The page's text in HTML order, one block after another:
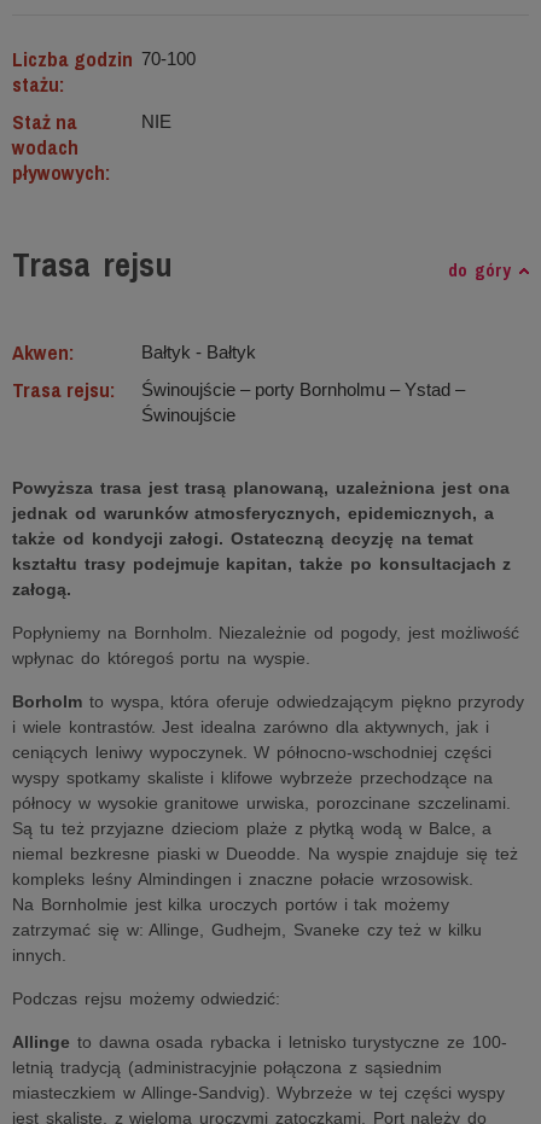
Liczba godzin
stażu:
70-100
Staż na
wodach
pływowych:
NIE
Trasa rejsu do góry
Akwen: Bałtyk ‐ Bałtyk
Trasa rejsu:
Świnoujście – porty Bornholmu – Ystad –
Świnoujście
Powyższa trasa jest trasą planowaną, uzależniona jest ona
jednak od warunków atmosferycznych, epidemicznych, a
także od kondycji załogi. Ostateczną decyzję na temat
kształtu trasy podejmuje kapitan, także po konsultacjach z
załogą.
Popłyniemy na Bornholm. Niezależnie od pogody, jest możliwość
wpłynac do któregoś portu na wyspie.
Borholm to wyspa, która oferuje odwiedzającym piękno przyrody
i wiele kontrastów. Jest idealna zarówno dla aktywnych, jak i
ceniących leniwy wypoczynek. W północno-wschodniej części
wyspy spotkamy skaliste i klifowe wybrzeże przechodzące na
północy w wysokie granitowe urwiska, porozcinane szczelinami.
Są tu też przyjazne dzieciom plaże z płytką wodą w Balce, a
niemal bezkresne piaski w Dueodde. Na wyspie znajduje się też
kompleks leśny Almindingen i znaczne połacie wrzosowisk.
Na Bornholmie jest kilka uroczych portów i tak możemy
zatrzymać się w: Allinge, Gudhejm, Svaneke czy też w kilku
innych.
Podczas rejsu możemy odwiedzić:
Allinge to dawna osada rybacka i letnisko turystyczne ze 100-
letnią tradycją (administracyjnie połączona z sąsiednim
miasteczkiem w Allinge-Sandvig). Wybrzeże w tej części wyspy
jest skaliste, z wieloma uroczymi zatoczkami. Port należy do